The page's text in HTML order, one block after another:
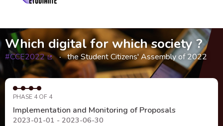
Which digital for which society ?
#CCE2022
(External link)
the Student Citizens' Assembly of 2022
PHASE 4 OF 4
Implementation and Monitoring of Proposals
2023-01-01 - 2023-06-30